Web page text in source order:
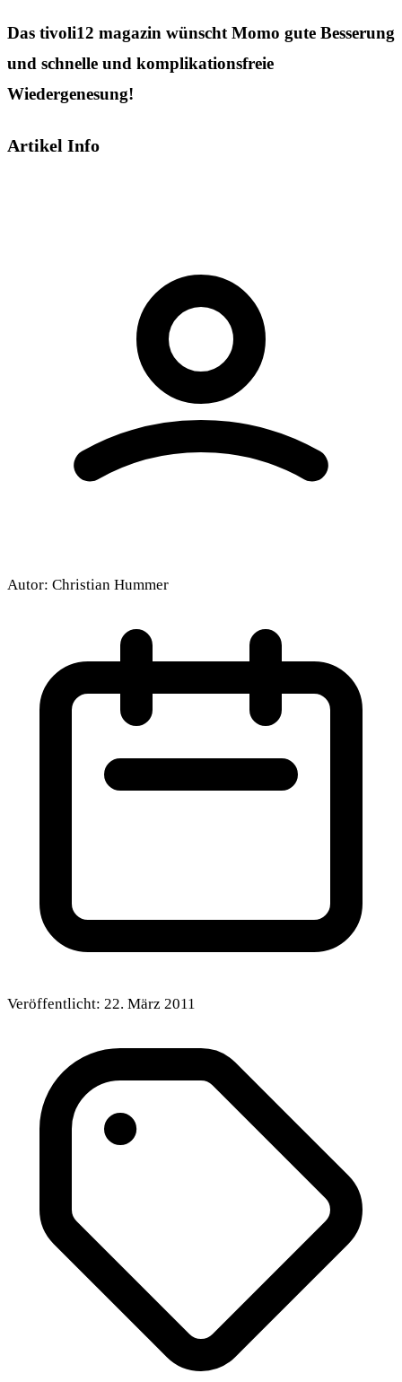
Das tivoli12 magazin wünscht Momo gute Besserung
und schnelle und komplikationsfreie
Wiedergenesung!
Artikel Info
Autor: Christian Hummer
Veröffentlicht: 22. März 2011